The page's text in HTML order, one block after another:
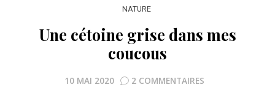
NATURE
Une cétoine grise dans mes
coucous
10 MAI 2020 2 COMMENTAIRES